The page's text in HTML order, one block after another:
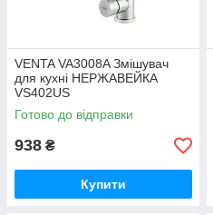
VENTA VA3008A Змішувач
для кухні НЕРЖАВЕЙКА
VS402US
Готово до відправки
938 ₴
Купити